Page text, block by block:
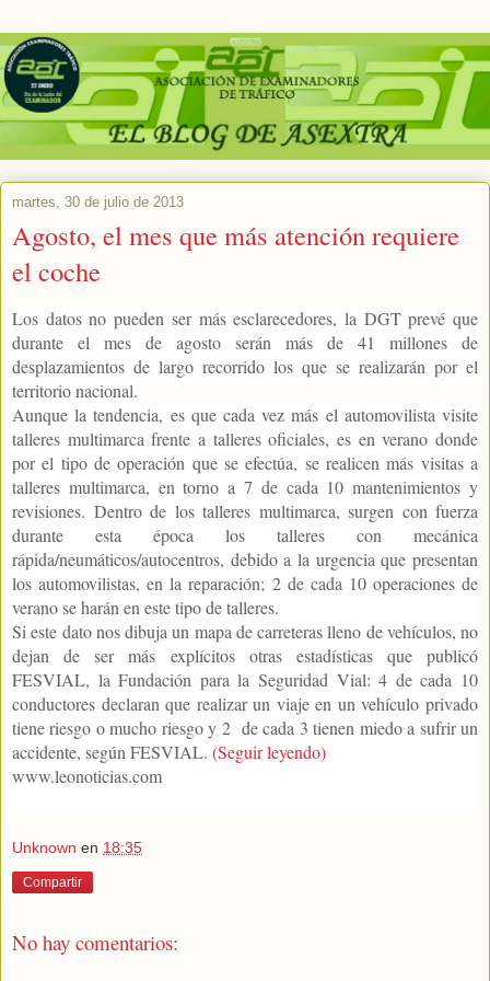
martes, 30 de julio de 2013
Agosto, el mes que más atención requiere
el coche
Los datos no pueden ser más esclarecedores, la DGT prevé que
durante el mes de agosto serán más de 41 millones de
desplazamientos de largo recorrido los que se realizarán por el
territorio nacional.
Aunque la tendencia, es que cada vez más el automovilista visite
talleres multimarca frente a talleres oficiales, es en verano donde
por el tipo de operación que se efectúa, se realicen más visitas a
talleres multimarca, en torno a 7 de cada 10 mantenimientos y
revisiones. Dentro de los talleres multimarca, surgen con fuerza
durante esta época los talleres con mecánica
rápida/neumáticos/autocentros, debido a la urgencia que presentan
los automovilistas, en la reparación; 2 de cada 10 operaciones de
verano se harán en este tipo de talleres.
Si este dato nos dibuja un mapa de carreteras lleno de vehículos, no
dejan de ser más explícitos otras estadísticas que publicó
FESVIAL, la Fundación para la Seguridad Vial: 4 de cada 10
conductores declaran que realizar un viaje en un vehículo privado
tiene riesgo o mucho riesgo y 2 de cada 3 tienen miedo a sufrir un
accidente, según FESVIAL. (Seguir leyendo)
www.leonoticias.com
Unknown en 18:35
Compartir
No hay comentarios: